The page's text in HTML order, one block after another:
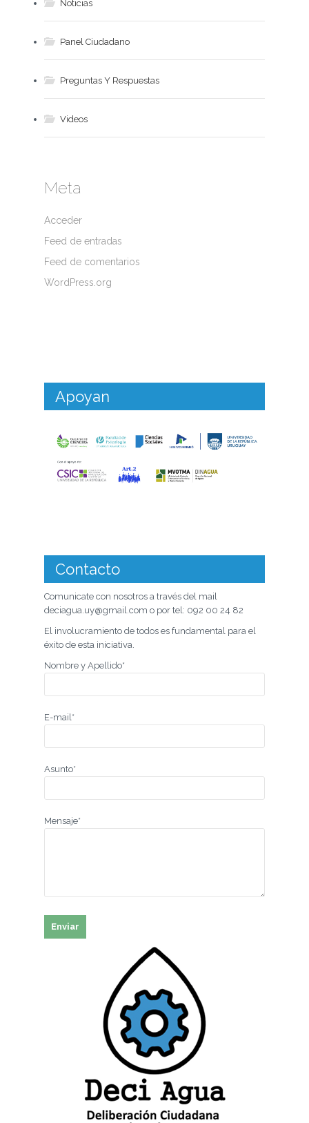
Noticias
Panel Ciudadano
Preguntas Y Respuestas
Videos
Meta
Acceder
Feed de entradas
Feed de comentarios
WordPress.org
Apoyan
Contacto
Comunicate con nosotros a través del mail
deciagua.uy@gmail.com o por tel: 092 00 24 82
El involucramiento de todos es fundamental para el
éxito de esta iniciativa.
Nombre y Apellido*
E-mail*
Asunto*
Mensaje*